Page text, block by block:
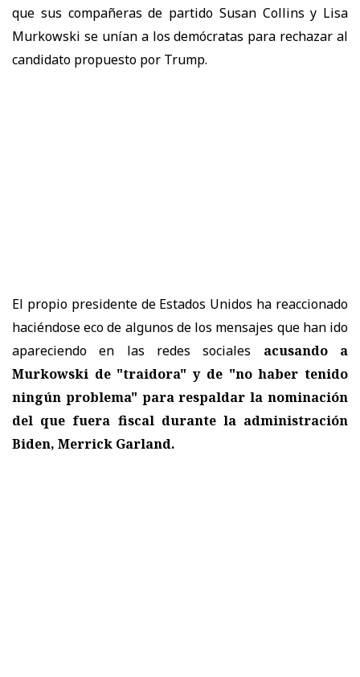
que sus compañeras de partido Susan Collins y Lisa
Murkowski se unían a los demócratas para rechazar al
candidato propuesto por Trump.
El propio presidente de Estados Unidos ha reaccionado
haciéndose eco de algunos de los mensajes que han ido
apareciendo en las redes sociales acusando a
Murkowski de "traidora" y de "no haber tenido
ningún problema" para respaldar la nominación
del que fuera fiscal durante la administración
Biden, Merrick Garland.